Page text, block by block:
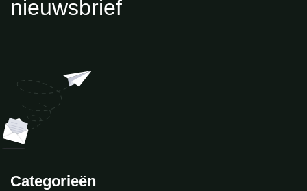
nieuwsbrief
Categorieën